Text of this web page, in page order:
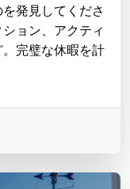
発見してくださ
ョン、アクティ
完璧な休暇を計